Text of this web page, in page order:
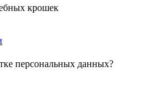
крошек
персональных данных?